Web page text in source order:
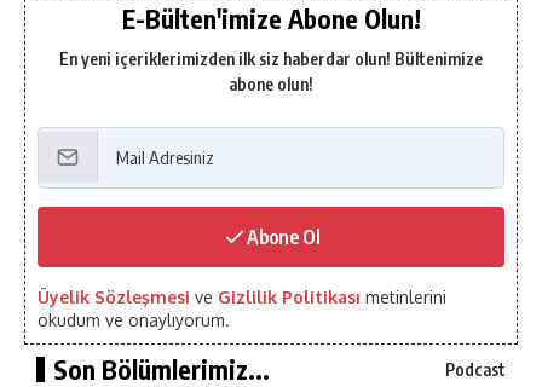
E-Bülten'imize Abone Olun!
En yeni içeriklerimizden ilk siz haberdar olun! Bültenimize
abone olun!
Abone Ol
Üyelik Sözleşmesi ve Gizlilik Politikası metinlerini
okudum ve onaylıyorum.
Son Bölümlerimiz... Podcast